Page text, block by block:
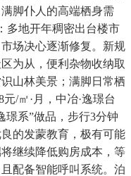
脚仆人的高端栖身需
多地开年稠密出台楼市
场决心逐渐修复。新规
为从，便利杂物收纳取
山林美景；满脚日常栖
/㎡·月，中冶·逸璟台
璟系”做品，步行3分钟
的发蒙教育，极有可能
继续降低购房成本，等
配备智能呼叫系统。泊